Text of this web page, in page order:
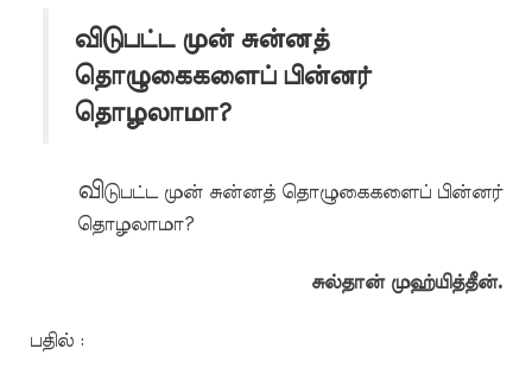
விடுபட்ட முன் சுன்னத்
தொழுகைகளைப் பின்னர்
தொழலாமா?
வி டுபட்ட முன் சுன்னத் தொழுகைகளைப் பின்னர்
தொழலாமா?
சுல்தான் முஹ்யித்தீன்.
பதில் :